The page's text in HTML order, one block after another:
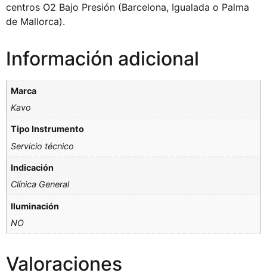
centros O2 Bajo Presión (Barcelona, Igualada o Palma
de Mallorca).
Información adicional
Marca
Kavo
Tipo Instrumento
Servicio técnico
Indicación
Clínica General
Iluminación
NO
Valoraciones